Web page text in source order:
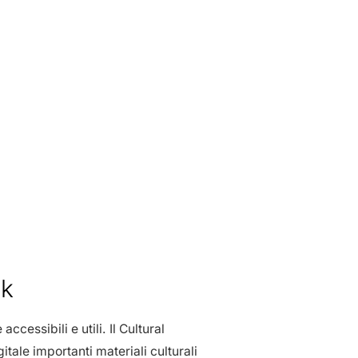
e utili. Il Cultural
importanti materiali culturali